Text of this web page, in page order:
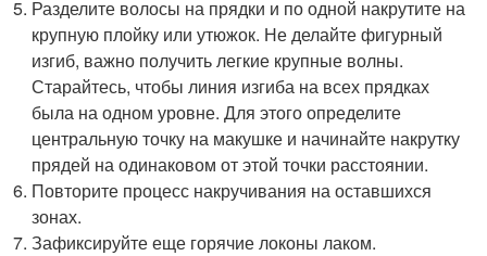
Разделите волосы на прядки и по одной накрутите на
крупную плойку или утюжок. Не делайте фигурный
изгиб, важно получить легкие крупные волны.
Старайтесь, чтобы линия изгиба на всех прядках
была на одном уровне. Для этого определите
центральную точку на макушке и начинайте накрутку
прядей на одинаковом от этой точки расстоянии.
Повторите процесс накручивания на оставшихся
зонах.
Зафиксируйте еще горячие локоны лаком.